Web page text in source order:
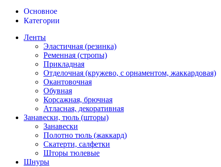
Основное
Категории
Ленты
Эластичная (резинка)
Ременная (стропы)
Прикладная
Отделочная (кружево, с орнаментом, жаккардовая)
Окантовочная
Обувная
Корсажная, брючная
Атласная, декоративная
Занавески, тюль (шторы)
Занавески
Полотно тюль (жаккард)
Скатерти, салфетки
Шторы тюлевые
Шнуры